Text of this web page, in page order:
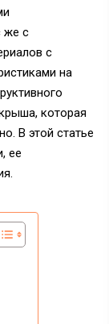
же с
с
на
которая
В этой статье
ее